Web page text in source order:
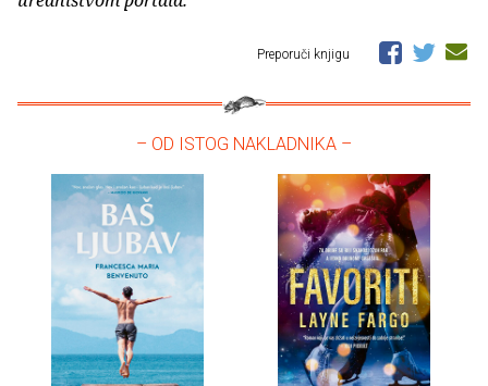
Preporuči knjigu
– OD ISTOG NAKLADNIKA –